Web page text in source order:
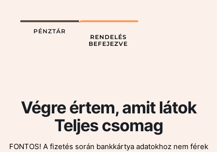
PÉNZTÁR
RENDELÉS
BEFEJEZVE
Végre értem, amit látok
Teljes csomag
FONTOS! A fizetés során bankkártya adatokhoz nem férek